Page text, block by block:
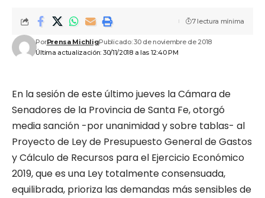
Última actualización: 30/11/2018 a las 12:40 PM
PorPrensa MichligPublicado: 30 de noviembre de 2018
7 lectura mínima
En la sesión de este último jueves la Cámara de
Senadores de la Provincia de Santa Fe, otorgó
media sanción -por unanimidad y sobre tablas- al
Proyecto de Ley de Presupuesto General de Gastos
y Cálculo de Recursos para el Ejercicio Económico
2019, que es una Ley totalmente consensuada,
equilibrada, prioriza las demandas más sensibles de